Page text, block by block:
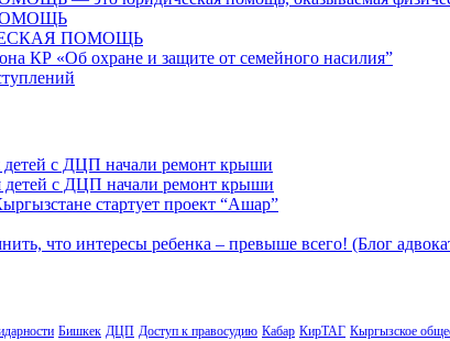
ПОМОЩЬ
КР «Об охране и защите от семейного насилия”
с ДЦП начали ремонт крыши
с ДЦП начали ремонт крыши
стартует проект “Ашар”
что интересы ребенка – превыше всего! (Блог
Бишкек ДЦП Доступ к правосудию Кабар КирТАГ Кыргызское